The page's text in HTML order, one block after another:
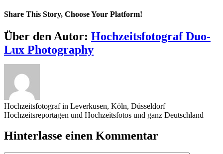
Share This Story, Choose Your Platform!
Sharing_facebook
Sharing_twitter
Sharing_reddit
Über den Autor: Hochzeitsfotograf Duo-
Lux Photography
Hochzeitsfotograf in Leverkusen, Köln, Düsseldorf
Hochzeitsreportagen und Hochzeitsfotos und ganz Deutschland
Hinterlasse einen Kommentar